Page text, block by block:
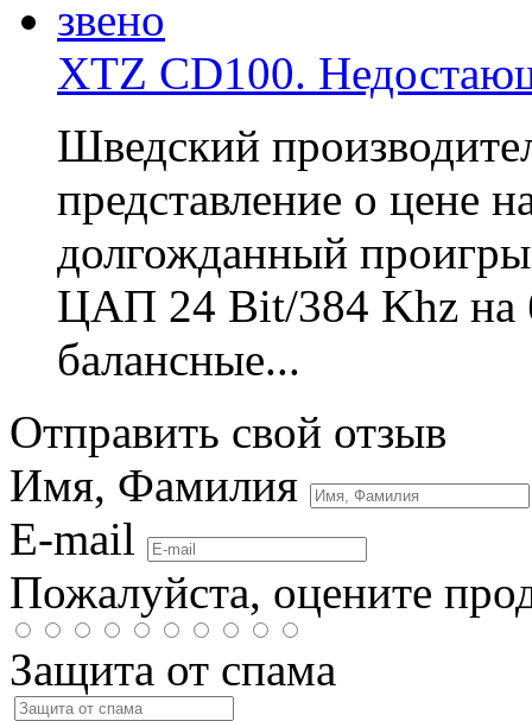
XTZ CD100.
Шведский
представление о цене
долгожданный
ЦАП 24 Bit/384 Khz на
балансные...
Отправить свой отзыв
Имя, Фамилия
E-mail
Пожалуйста, оцените
Защита от спама